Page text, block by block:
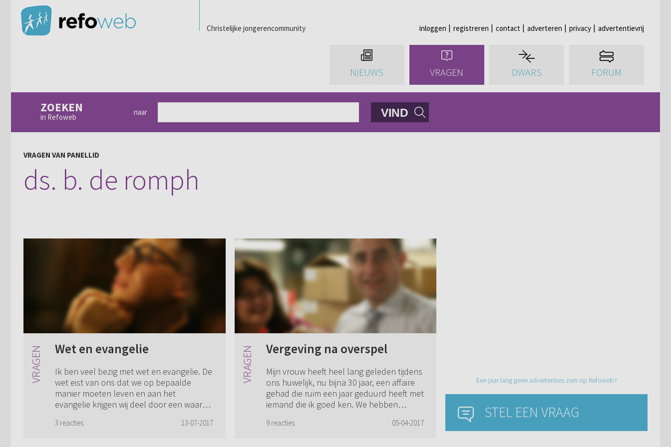
Christelijke jongerencommunity inloggen registreren contact adverteren privacy advertentievrij
NIEUWS VRAGEN DWARS FORUM
ZOEKEN
in Refoweb
naar VIND
VRAGEN VAN PANELLID
ds. b. de romph
Wet en evangelie
Ik ben veel bezig met wet en evangelie. De
wet eist van ons dat we op bepaalde
manier moeten leven en aan het
evangelie krijgen wij deel door een waar
in Gods wi...
3 reacties 13-07-2017
Vergeving na overspel
Mijn vrouw heeft heel lang geleden tijdens
ons huwelijk, nu bijna 30 jaar, een affaire
gehad die ruim een jaar geduurd heeft met
iemand die ik goed ken. We hebben
9 reacties 05-04-2017
Een jaar lang geen advertenties zien op Refoweb?
STEL EEN VRAAG